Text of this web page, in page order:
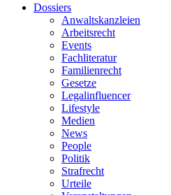
Dossiers
Anwaltskanzleien
Arbeitsrecht
Events
Fachliteratur
Familienrecht
Gesetze
Legalinfluencer
Lifestyle
Medien
News
People
Politik
Strafrecht
Urteile